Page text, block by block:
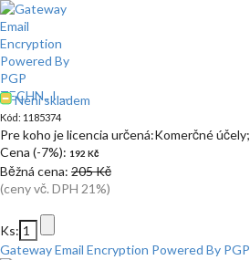
Není skladem
Kód: 1185374
Pre koho je licencia určená:Komerčné
Cena (-7%): 192 Kč
Běžná cena: 205 Kč
(ceny vč. DPH 21%)
Ks:
Gateway Email Encryption Powered By PGP